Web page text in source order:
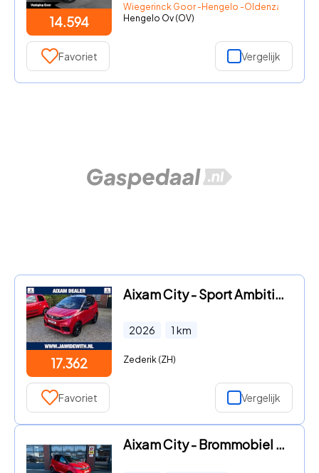
14.594
Wiegerinck Goor -Hengelo -Oldenzaal
Hengelo Ov (OV)
Favoriet Vergelijk
17.362
Aixam City - Sport Ambition NIEUW MODEL Achteruitrijcamera, Elektrische r
2026 1 km
Zederik (ZH)
Favoriet Vergelijk
Aixam City - Brommobiel Sport | LED | 45 km/h | Automaat | 1e eig | Garan